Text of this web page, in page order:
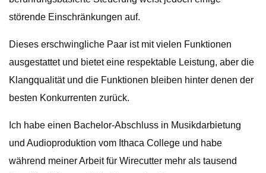
störende Einschränkungen auf.
Dieses erschwingliche Paar ist mit vielen Funktionen
ausgestattet und bietet eine respektable Leistung, aber die
Klangqualität und die Funktionen bleiben hinter denen der
besten Konkurrenten zurück.
Ich habe einen Bachelor-Abschluss in Musikdarbietung
und Audioproduktion vom Ithaca College und habe
während meiner Arbeit für Wirecutter mehr als tausend